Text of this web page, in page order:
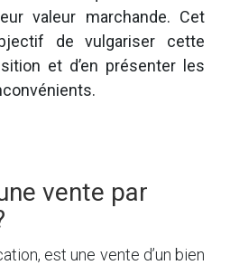
valeur marchande. Cet
de vulgariser cette
et d’en présenter les
vente par
est une vente d’un bien